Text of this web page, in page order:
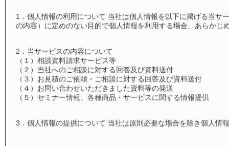
1．個人情報の利用について 当社は個人情報を以下に掲げる当サ
の内容）に定めのない目的で個人情報を利用する場合、あらかじ
2．当サービスの内容について
（１）相談資料請求サービス等
（２）当社へのご相談に対する回答及び資料送付
（３）お見積のご依頼・ご相談に対する回答及び資料送付
（４）お問い合わせいただきました資料等の発送
（５）セミナー情報、各種商品・サービスに関する情報提供
3．個人情報の提供について 当社は原則必要な場合を除き個人情